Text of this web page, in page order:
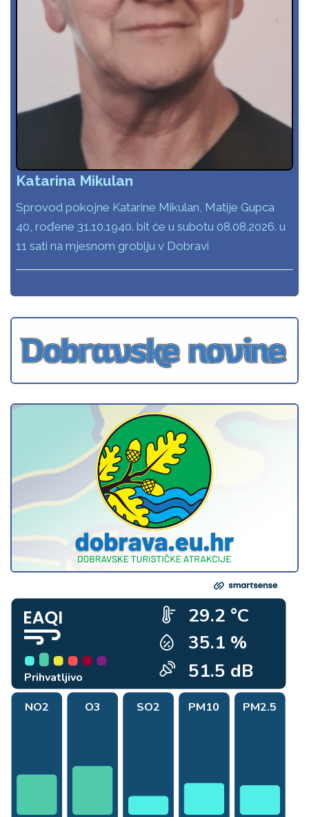
Katarina Mikulan
Sprovod pokojne Katarine Mikulan, Matije Gupca
40, rođene 31.10.1940. bit će u subotu 08.08.2026. u
11 sati na mjesnom groblju v Dobravi